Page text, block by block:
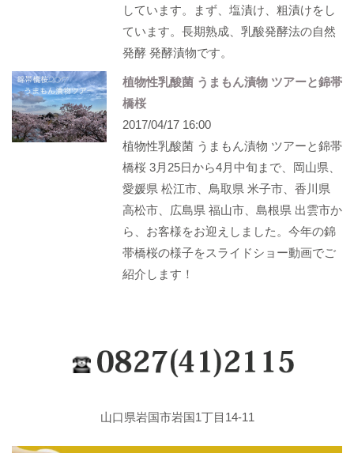
しています。まず、塩漬け、粗漬けをし
ています。長期熟成、乳酸発酵法の自然
発酵 発酵漬物です。
植物性乳酸菌 うまもん漬物 ツアーと錦帯
橋桜
2017/04/17 16:00
植物性乳酸菌 うまもん漬物 ツアーと錦帯
橋桜 3月25日から4月中旬まで、岡山県、
愛媛県 松江市、鳥取県 米子市、香川県
高松市、広島県 福山市、島根県 出雲市か
ら、お客様をお迎えしました。今年の錦
帯橋桜の様子をスライドショー動画でご
紹介します！
山口県岩国市岩国1丁目14-11